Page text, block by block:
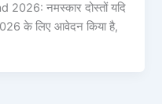
नमस्कार दोस्तों यदि
के लिए आवेदन किया है,